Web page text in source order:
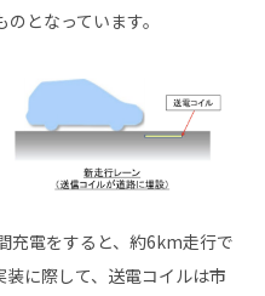
となっています。
充電をすると、約6km走行で
に際して、送電コイルは市